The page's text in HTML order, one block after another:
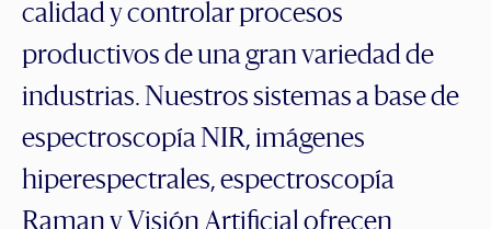
calidad y controlar procesos
productivos de una gran variedad de
industrias. Nuestros sistemas a base de
espectroscopía NIR, imágenes
hiperespectrales, espectroscopía
Raman y Visión Artificial ofrecen